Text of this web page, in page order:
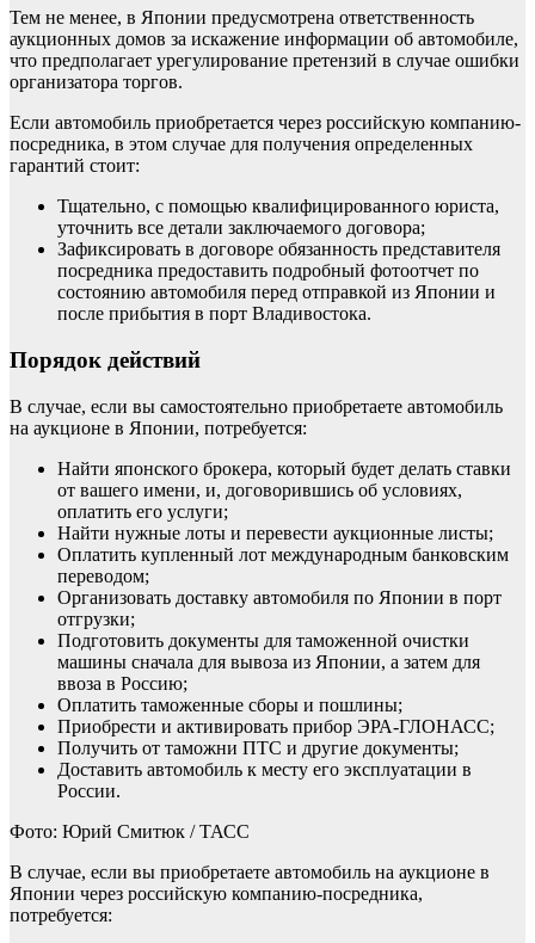
Тем не менее, в Японии предусмотрена ответственность
аукционных домов за искажение информации об автомобиле,
что предполагает урегулирование претензий в случае ошибки
организатора торгов.
Если автомобиль приобретается через российскую компанию-
посредника, в этом случае для получения определенных
гарантий стоит:
Тщательно, с помощью квалифицированного юриста,
уточнить все детали заключаемого договора;
Зафиксировать в договоре обязанность представителя
посредника предоставить подробный фотоотчет по
состоянию автомобиля перед отправкой из Японии и
после прибытия в порт Владивостока.
Порядок действий
В случае, если вы самостоятельно приобретаете автомобиль
на аукционе в Японии, потребуется:
Найти японского брокера, который будет делать ставки
от вашего имени, и, договорившись об условиях,
оплатить его услуги;
Найти нужные лоты и перевести аукционные листы;
Оплатить купленный лот международным банковским
переводом;
Организовать доставку автомобиля по Японии в порт
отгрузки;
Подготовить документы для таможенной очистки
машины сначала для вывоза из Японии, а затем для
ввоза в Россию;
Оплатить таможенные сборы и пошлины;
Приобрести и активировать прибор ЭРА-ГЛОНАСС;
Получить от таможни ПТС и другие документы;
Доставить автомобиль к месту его эксплуатации в
России.
Фото: Юрий Смитюк / ТАСС
В случае, если вы приобретаете автомобиль на аукционе в
Японии через российскую компанию-посредника,
потребуется: